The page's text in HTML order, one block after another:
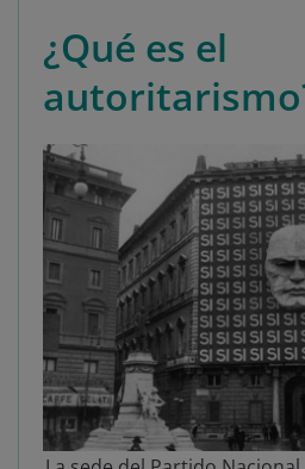
¿Qué es el